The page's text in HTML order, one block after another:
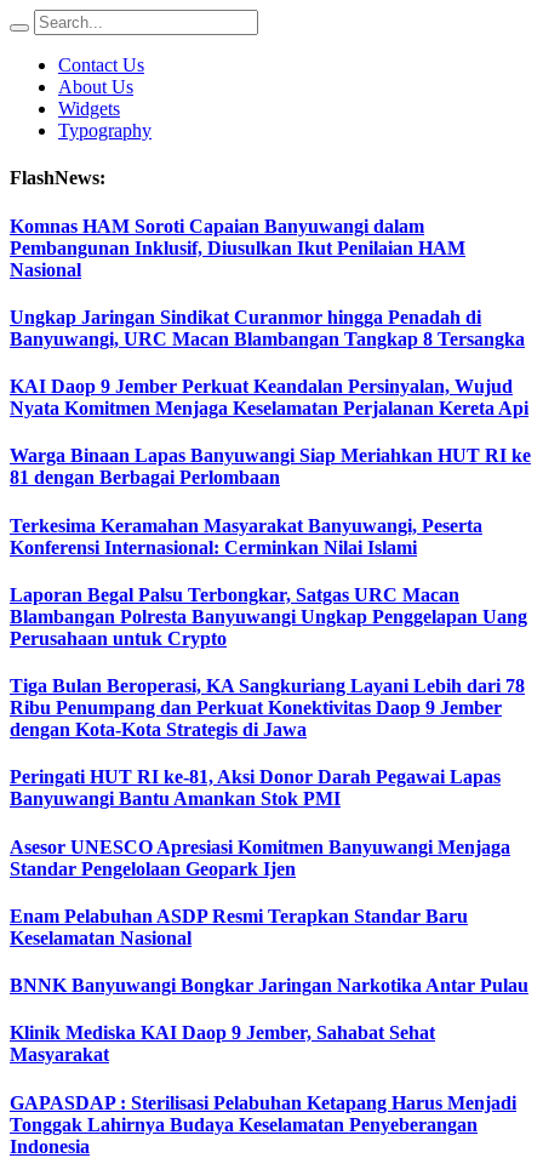
Contact Us
About Us
Widgets
Typography
FlashNews:
Komnas HAM Soroti Capaian Banyuwangi dalam
Pembangunan Inklusif, Diusulkan Ikut Penilaian HAM
Nasional
Ungkap Jaringan Sindikat Curanmor hingga Penadah di
Banyuwangi, URC Macan Blambangan Tangkap 8 Tersangka
KAI Daop 9 Jember Perkuat Keandalan Persinyalan, Wujud
Nyata Komitmen Menjaga Keselamatan Perjalanan Kereta Api
Warga Binaan Lapas Banyuwangi Siap Meriahkan HUT RI ke
81 dengan Berbagai Perlombaan
Terkesima Keramahan Masyarakat Banyuwangi, Peserta
Konferensi Internasional: Cerminkan Nilai Islami
Laporan Begal Palsu Terbongkar, Satgas URC Macan
Blambangan Polresta Banyuwangi Ungkap Penggelapan Uang
Perusahaan untuk Crypto
Tiga Bulan Beroperasi, KA Sangkuriang Layani Lebih dari 78
Ribu Penumpang dan Perkuat Konektivitas Daop 9 Jember
dengan Kota-Kota Strategis di Jawa
Peringati HUT RI ke-81, Aksi Donor Darah Pegawai Lapas
Banyuwangi Bantu Amankan Stok PMI
Asesor UNESCO Apresiasi Komitmen Banyuwangi Menjaga
Standar Pengelolaan Geopark Ijen
Enam Pelabuhan ASDP Resmi Terapkan Standar Baru
Keselamatan Nasional
BNNK Banyuwangi Bongkar Jaringan Narkotika Antar Pulau
Klinik Mediska KAI Daop 9 Jember, Sahabat Sehat
Masyarakat
GAPASDAP : Sterilisasi Pelabuhan Ketapang Harus Menjadi
Tonggak Lahirnya Budaya Keselamatan Penyeberangan
Indonesia